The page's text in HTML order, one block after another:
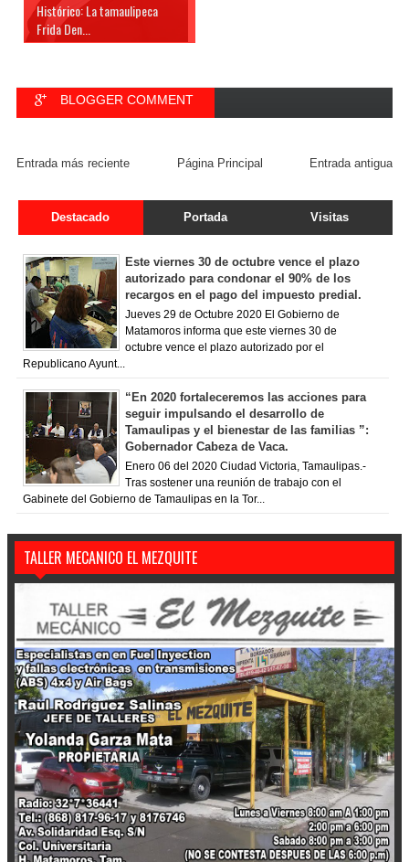
Histórico: La tamaulipeca
Frida Den...
BLOGGER COMMENT
Entrada más reciente Entrada antigua
Página Principal
Destacado Portada Visitas
Este viernes 30 de octubre vence el plazo
autorizado para condonar el 90% de los
recargos en el pago del impuesto predial.
Jueves 29 de Octubre 2020 El Gobierno de
Matamoros informa que este viernes 30 de
octubre vence el plazo autorizado por el
Republicano Ayunt...
“En 2020 fortaleceremos las acciones para
seguir impulsando el desarrollo de
Tamaulipas y el bienestar de las familias ”:
Gobernador Cabeza de Vaca.
Enero 06 del 2020 Ciudad Victoria, Tamaulipas.-
Tras sostener una reunión de trabajo con el
Gabinete del Gobierno de Tamaulipas en la Tor...
TALLER MECANICO EL MEZQUITE